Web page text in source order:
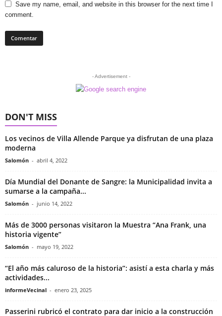
Save my name, email, and website in this browser for the next time I
comment.
- Advertisement -
DON'T MISS
Los vecinos de Villa Allende Parque ya disfrutan de una plaza
moderna
Salomón - abril 4, 2022
Día Mundial del Donante de Sangre: la Municipalidad invita a
sumarse a la campaña...
Salomón - junio 14, 2022
Más de 3000 personas visitaron la Muestra “Ana Frank, una
historia vigente”
Salomón - mayo 19, 2022
“El año más caluroso de la historia”: asistí a esta charla y más
actividades...
informeVecinal - enero 23, 2025
Passerini rubricó el contrato para dar inicio a la construcción